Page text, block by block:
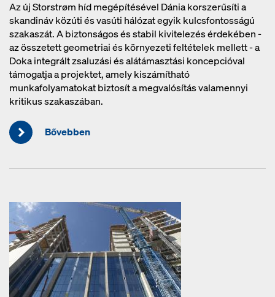
Az új Storstrøm híd megépítésével Dánia korszerűsíti a
skandináv közúti és vasúti hálózat egyik kulcsfontosságú
szakaszát. A biztonságos és stabil kivitelezés érdekében -
az összetett geometriai és környezeti feltételek mellett - a
Doka integrált zsaluzási és alátámasztási koncepcióval
támogatja a projektet, amely kiszámítható
munkafolyamatokat biztosít a megvalósítás valamennyi
kritikus szakaszában.
Bővebben